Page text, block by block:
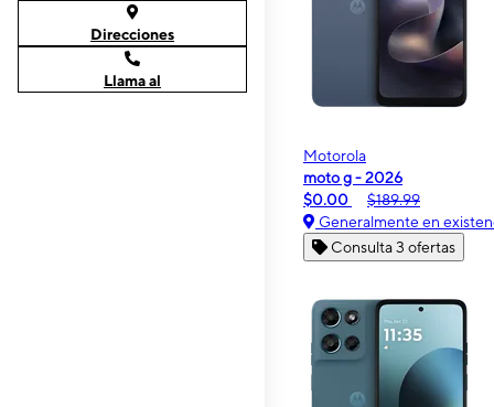
Direcciones
Llama al
Motorola
moto g - 2026
$0.00
$189.99
Generalmente en
Consulta 3 ofertas